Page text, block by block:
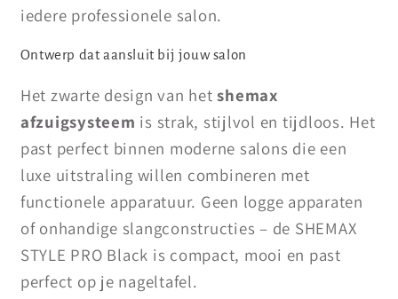
iedere professionele salon.
Ontwerp dat aansluit bij jouw salon
Het zwarte design van hetshemax
afzuigsysteem is strak, stijlvol en tijdloos. Het
past perfect binnen moderne salons die een
luxe uitstraling willen combineren met
functionele apparatuur. Geen logge apparaten
of onhandige slangconstructies – de SHEMAX
STYLE PRO Black is compact, mooi en past
perfect op je nageltafel.